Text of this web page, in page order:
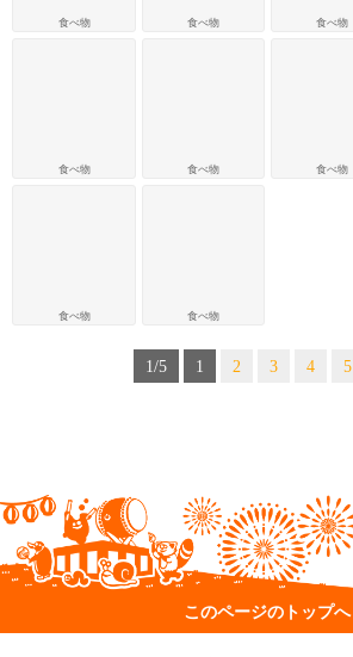
食べ物
食べ物
食べ物
食べ物
食べ物
食べ物
食べ物
食べ物
1/5 1 2 3 4 5
このページのトップへ